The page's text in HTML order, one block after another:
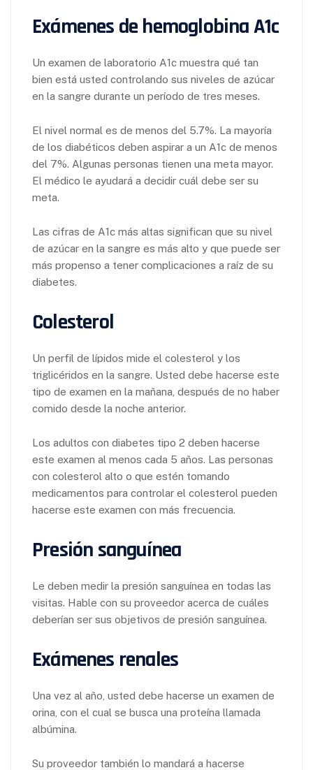
Exámenes de hemoglobina A1c
Un examen de laboratorio A1c muestra qué tan
bien está usted controlando sus niveles de azúcar
en la sangre durante un período de tres meses.
El nivel normal es de menos del 5.7%. La mayoría
de los diabéticos deben aspirar a un A1c de menos
del 7%. Algunas personas tienen una meta mayor.
El médico le ayudará a decidir cuál debe ser su
meta.
Las cifras de A1c más altas significan que su nivel
de azúcar en la sangre es más alto y que puede ser
más propenso a tener complicaciones a raíz de su
diabetes.
Colesterol
Un perfil de lípidos mide el colesterol y los
triglicéridos en la sangre. Usted debe hacerse este
tipo de examen en la mañana, después de no haber
comido desde la noche anterior.
Los adultos con diabetes tipo 2 deben hacerse
este examen al menos cada 5 años. Las personas
con colesterol alto o que estén tomando
medicamentos para controlar el colesterol pueden
hacerse este examen con más frecuencia.
Presión sanguínea
Le deben medir la presión sanguínea en todas las
visitas. Hable con su proveedor acerca de cuáles
deberían ser sus objetivos de presión sanguínea.
Exámenes renales
Una vez al año, usted debe hacerse un examen de
orina, con el cual se busca una proteína llamada
albúmina.
Su proveedor también lo mandará a hacerse